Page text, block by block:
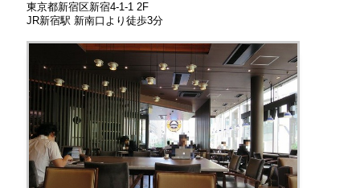
東京都新宿区新宿4-1-1 2F
JR新宿駅 新南口より徒歩3分